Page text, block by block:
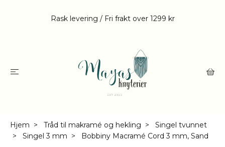
Rask levering / Fri frakt over 1299 kr
Hjem Tråd til makramé og hekling
Singel tvunnet
Singel 3 mm
Bobbiny Macramé Cord 3 mm, Sand